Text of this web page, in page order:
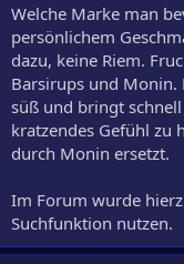
Welche Marke man
persönlichem
dazu, keine Riem.
Barsirups und Monin.
süß und bringt
kratzendes Gefühl zu
durch Monin ersetzt.
Im Forum wurde
Suchfunktion nutzen.